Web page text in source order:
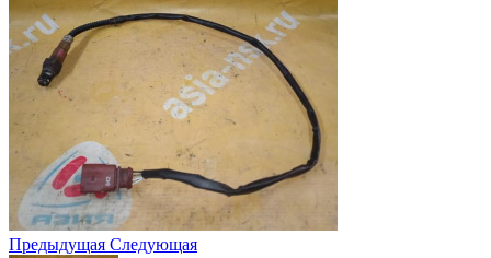
Предыдущая Следующая